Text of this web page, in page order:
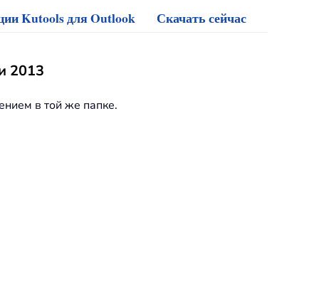
Kutools для Outlook Скачать сейчас
2013
в той же папке.